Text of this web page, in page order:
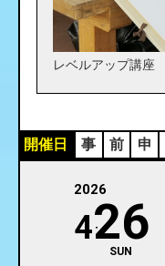
レベルアップ講座
開催日 事 前 申
2026
426
SUN